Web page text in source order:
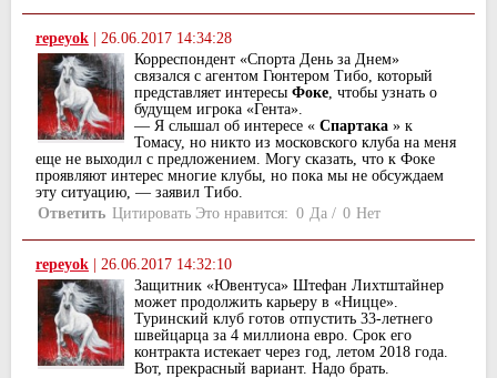
repeyok
26.06.2017 14:34:28
Корреспондент «Спорта День за Днем»
связался с агентом Гюнтером Тибо, который
представляет интересы Фоке, чтобы узнать о
будущем игрока «Гента».
— Я слышал об интересе « Спартака » к
Томасу, но никто из московского клуба на меня
еще не выходил с предложением. Могу сказать, что к Фоке
проявляют интерес многие клубы, но пока мы не обсуждаем
эту ситуацию, — заявил Тибо.
Ответить Цитировать Это нравится: 0 Да / 0 Нет
repeyok
26.06.2017 14:32:10
Защитник «Ювентуса» Штефан Лихтштайнер
может продолжить карьеру в «Ницце».
Туринский клуб готов отпустить 33-летнего
швейцарца за 4 миллиона евро. Срок его
контракта истекает через год, летом 2018 года.
Вот, прекрасный вариант. Надо брать.